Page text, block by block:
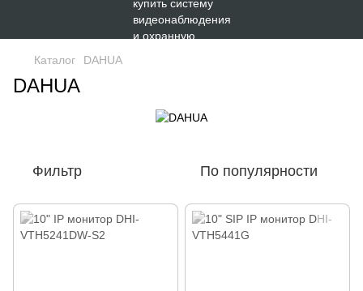
Каталог DAHUA
DAHUA
Фильтр По популярности